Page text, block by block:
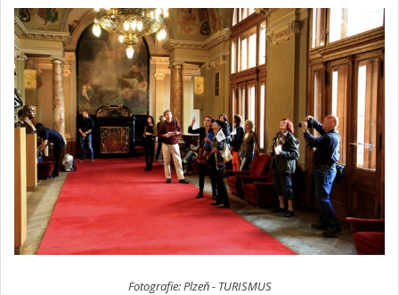
Fotografie: Plzeň - TURISMUS